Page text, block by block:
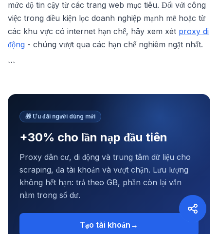
mức độ tin cậy từ các trang web mục tiêu. Đối với công
việc trong điều kiện lọc doanh nghiệp mạnh mẽ hoặc từ
các khu vực có internet hạn chế, hãy xem xét proxy di
động - chúng vượt qua các hạn chế nghiêm ngặt nhất.
```
🎁 Ưu đãi người dùng mới
+30% cho lần nạp đầu tiên
Proxy dân cư, di động và trung tâm dữ liệu cho
scraping, đa tài khoản và vượt chặn. Lưu lượng
không hết hạn: trả theo GB, phần còn lại vẫn
nằm trong số dư.
Tạo tài khoản →